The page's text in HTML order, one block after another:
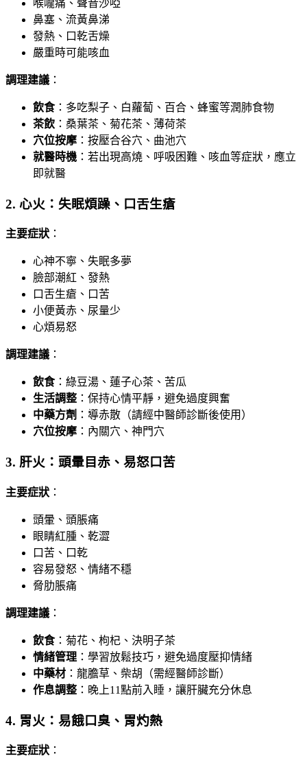
喉嚨痛、聲音沙啞
鼻塞、流黃鼻涕
發熱、口乾舌燥
嚴重時可能咳血
調理建議 ：
飲食：多吃梨子、白蘿蔔、百合、蜂蜜等潤肺食物
茶飲 ：桑葉茶、菊花茶、薄荷茶
穴位按摩 ：按壓合谷穴、曲池穴
就醫時機 ：若出現高燒、呼吸困難、咳血等症狀，應立
即就醫
2. 心火：失眠煩躁、口舌生瘡
主要症狀 ：
心神不寧、失眠多夢
臉部潮紅、發熱
口舌生瘡、口苦
小便黃赤、尿量少
心煩易怒
調理建議 ：
飲食：綠豆湯、蓮子心茶、苦瓜
生活調整 ：保持心情平靜，避免過度興奮
中藥方劑 ：導赤散（請經中醫師診斷後使用）
穴位按摩 ：內關穴、神門穴
3. 肝火：頭暈目赤、易怒口苦
主要症狀 ：
頭暈、頭脹痛
眼睛紅腫、乾澀
口苦、口乾
容易發怒、情緒不穩
脅肋脹痛
調理建議 ：
飲食：菊花、枸杞、決明子茶
情緒管理 ：學習放鬆技巧，避免過度壓抑情緒
中藥材 ：龍膽草、柴胡（需經醫師診斷）
作息調整 ：晚上11點前入睡，讓肝臟充分休息
4. 胃火：易餓口臭、胃灼熱
主要症狀 ：